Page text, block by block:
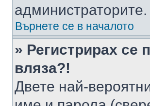
администраторите.
Върнете се в началото
» Регистрирах се
вляза?!
Двете най-